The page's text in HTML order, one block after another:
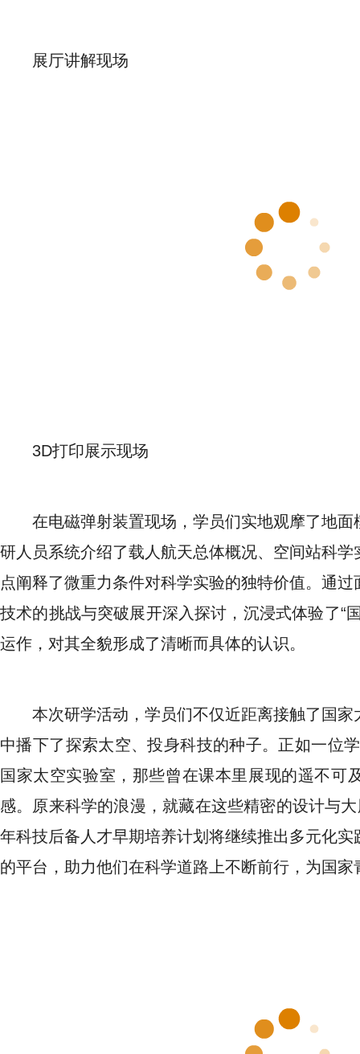
展厅讲解现场
3D打印展示现场
在电磁弹射装置现场，学员们实地观摩了地
研人员系统介绍了载人航天总体概况、空间站科
点阐释了微重力条件对科学实验的独特价值。通
技术的挑战与突破展开深入探讨，沉浸式体验了“
运作，对其全貌形成了清晰而具体的认识。
本次研学活动，学员们不仅近距离接触了国
中播下了探索太空、投身科技的种子。正如一位
国家太空实验室，那些曾在课本里展现的遥不可
感。原来科学的浪漫，就藏在这些精密的设计与
年科技后备人才早期培养计划将继续推出多元化
的平台，助力他们在科学道路上不断前行，为国